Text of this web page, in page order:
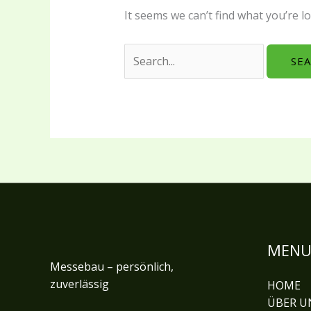
It seems we can’t find what you’re
Messebau – persönlich,
zuverlässig
MENU
HOME
ÜBER